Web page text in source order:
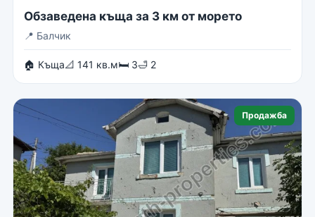
Обзаведена къща за 3 км от морето
📍 Балчик
🏠 Къща📐 141 кв.м🛏 3🛁 2
Продажба